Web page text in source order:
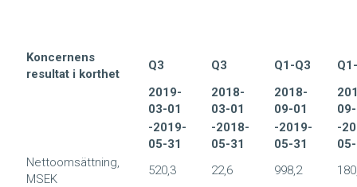
Koncernens
resultat i korthet
Q3 Q3 Q1-Q3
2019-
03-01
2018-
03-01
2018-
09-01
-2019-
05-31
-2018-
05-31
-2019-
05-31
-
Nettoomsättning,
MSEK
520,3 22,6 998,2